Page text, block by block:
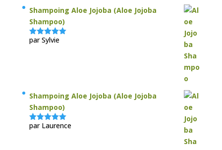
Shampoing Aloe Jojoba (Aloe Jojoba
Shampoo)
Note5sur
par Sylvie
Shampoing Aloe Jojoba (Aloe Jojoba
Shampoo)
Note5sur
par Laurence